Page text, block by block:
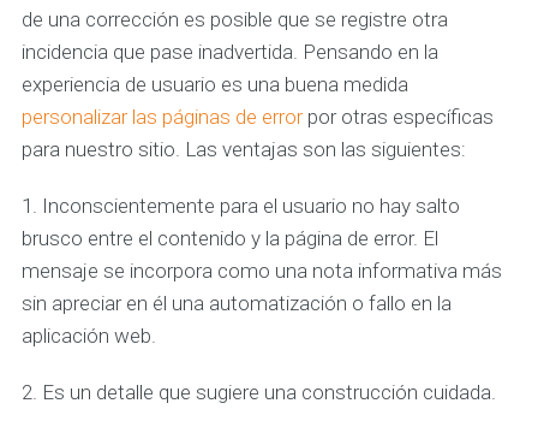
de una corrección es posible que se registre otra
incidencia que pase inadvertida. Pensando en la
experiencia de usuario es una buena medida
personalizar las páginas de errorpor otras específicas
para nuestro sitio. Las ventajas son las siguientes:
1. Inconscientemente para el usuario no hay salto
brusco entre el contenido y la página de error. El
mensaje se incorpora como una nota informativa más
sin apreciar en él una automatización o fallo en la
aplicación web.
2. Es un detalle que sugiere una construcción cuidada.